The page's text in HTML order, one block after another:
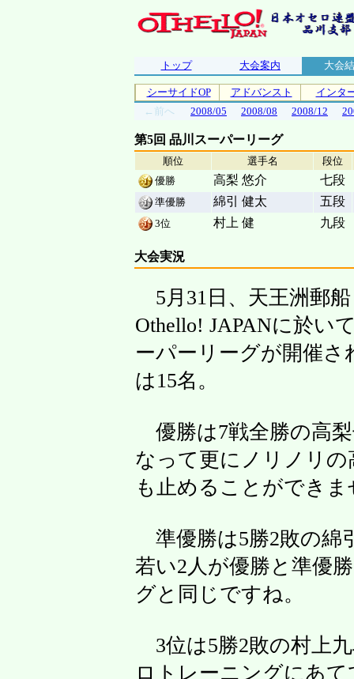
トップ 大会案内 大会
シーサイドOP アドバンスト
インタ
←前へ
2008/05 2008/08 2008/12
第5回 品川スーパーリーグ
順位 選手名
段位
優勝
高梨 悠介 七段
準優勝 綿引 健太 五段
3位 村上 健 九段
大会実況
5月31日、天王洲郵
Othello! JAPANに於い
ーパーリーグが開催さ
は15名。
優勝は7戦全勝の高
なって更にノリノリの
も止めることができま
準優勝は5勝2敗の綿
若い2人が優勝と準優
グと同じですね。
3位は5勝2敗の村上
ロトレーニングにあ